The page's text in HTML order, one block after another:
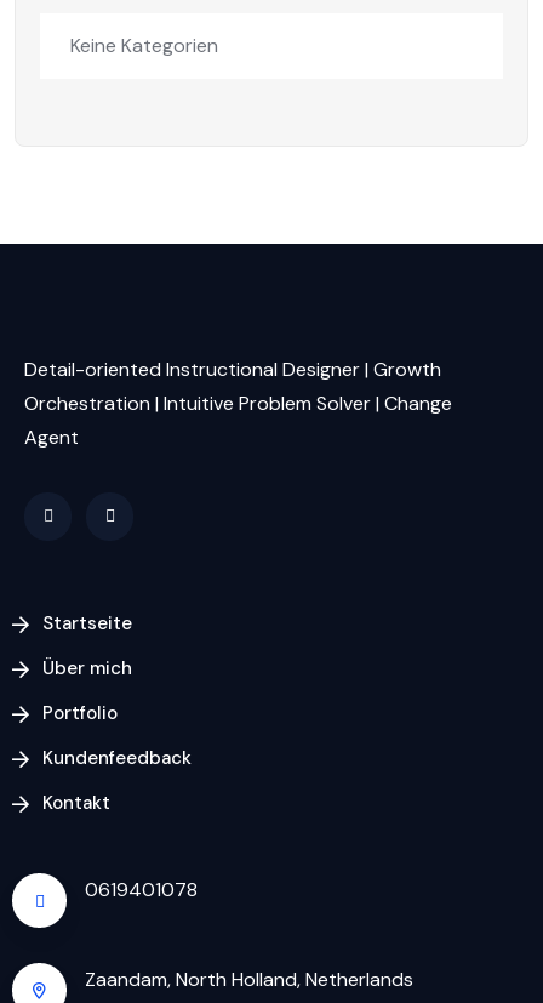
Keine Kategorien
Detail-oriented Instructional Designer | Growth
Orchestration | Intuitive Problem Solver | Change
Agent
Startseite
Über mich
Portfolio
Kundenfeedback
Kontakt
0619401078
Zaandam, North Holland, Netherlands